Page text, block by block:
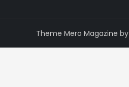
Theme Mero Magazine by